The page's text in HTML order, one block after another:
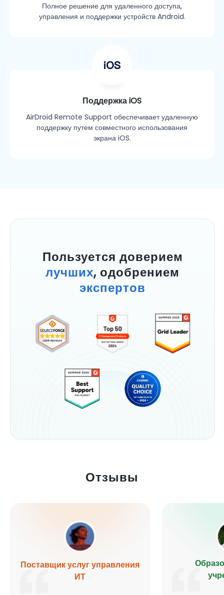
Полное решение для удаленного доступа,
управления и поддержки устройств Android.
Поддержка iOS
AirDroid Remote Support обеспечивает удаленную
поддержку путем совместного использования
экрана iOS.
Пользуется доверием
лучших, одобрением
экспертов
Отзывы
Поставщик услуг управления
ИТ